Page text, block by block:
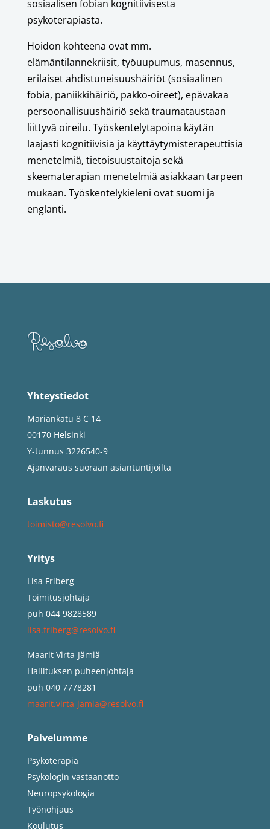
sosiaalisen fobian kognitiivisesta
psykoterapiasta.
Hoidon kohteena ovat mm.
elämäntilannekriisit, työuupumus, masennus,
erilaiset ahdistuneisuushäiriöt (sosiaalinen
fobia, paniikkihäiriö, pakko-oireet), epävakaa
persoonallisuushäiriö sekä traumataustaan
liittyvä oireilu. Työskentelytapoina käytän
laajasti kognitiivisia ja käyttäytymisterapeuttisia
menetelmiä, tietoisuustaitoja sekä
skeematerapian menetelmiä asiakkaan tarpeen
mukaan. Työskentelykieleni ovat suomi ja
englanti.
Yhteystiedot
Mariankatu 8 C 14
00170 Helsinki
Y-tunnus 3226540-9
Ajanvaraus suoraan asiantuntijoilta
Laskutus
toimisto@resolvo.fi
Yritys
Lisa Friberg
Toimitusjohtaja
puh 044 9828589
lisa.friberg@resolvo.fi
Maarit Virta-Jämiä
Hallituksen puheenjohtaja
puh 040 7778281
maarit.virta-jamia@resolvo.fi
Palvelumme
Psykoterapia
Psykologin vastaanotto
Neuropsykologia
Työnohjaus
Koulutus